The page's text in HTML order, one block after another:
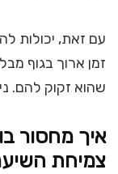
עם זאת, יכולות
זמן ארוך בגוף
שהוא זקוק להם.
איך מחסור
צמיחת